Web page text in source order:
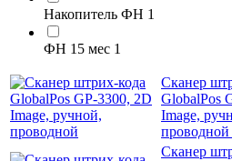
Накопитель ФН 1
ФН 15 мес 1
Сканер
GlobalPos
Image,
проводной
Сканер